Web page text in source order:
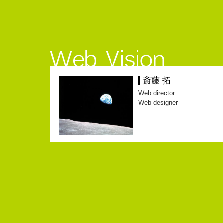
斎藤 拓
Web director
Web designer